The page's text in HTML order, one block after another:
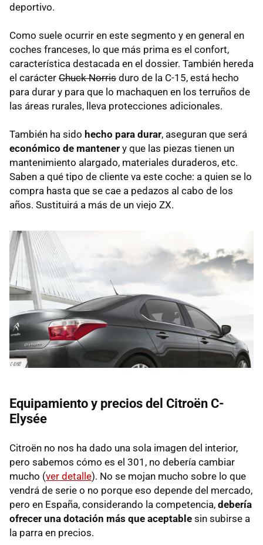
deportivo.
Como suele ocurrir en este segmento y en general en
coches franceses, lo que más prima es el confort,
característica destacada en el dossier. También hereda
el carácter Chuck Norris duro de la C-15, está hecho
para durar y para que lo machaquen en los terruños de
las áreas rurales, lleva protecciones adicionales.
También ha sido hecho para durar, aseguran que será
económico de mantener y que las piezas tienen un
mantenimiento alargado, materiales duraderos, etc.
Saben a qué tipo de cliente va este coche: a quien se lo
compra hasta que se cae a pedazos al cabo de los
años. Sustituirá a más de un viejo ZX.
Equipamiento y precios del Citroën C-
Elysée
Citroën no nos ha dado una sola imagen del interior,
pero sabemos cómo es el 301, no debería cambiar
mucho (ver detalle). No se mojan mucho sobre lo que
vendrá de serie o no porque eso depende del mercado,
pero en España, considerando la competencia, debería
ofrecer una dotación más que aceptable sin subirse a
la parra en precios.